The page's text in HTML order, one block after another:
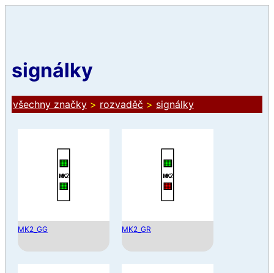
signálky
všechny značky > rozvaděč > signálky
MK2_GG MK2_GR